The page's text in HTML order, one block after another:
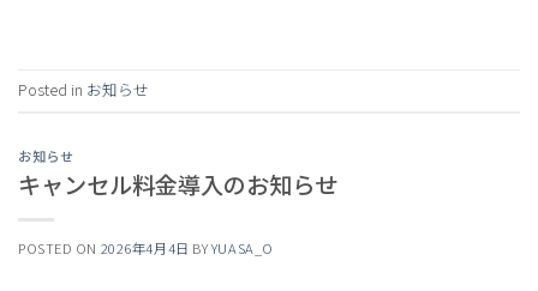
Posted in お知らせ
お知らせ
キャンセル料金導入のお知らせ
POSTED ON 2026年4月4日 BYYUASA_O